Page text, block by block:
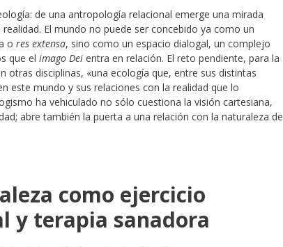
de una antropología relacional emerge una mirada
El mundo no puede ser concebido ya como un
o res extensa, sino como un espacio dialogal, un complejo
que el imago Dei entra en relación. El reto pendiente, para la
disciplinas, «una ecología que, entre sus distintas
este mundo y sus relaciones con la realidad que lo
ha vehiculado no sólo cuestiona la visión cartesiana,
abre también la puerta a una relación con la naturaleza de
como ejercicio
y terapia sanadora